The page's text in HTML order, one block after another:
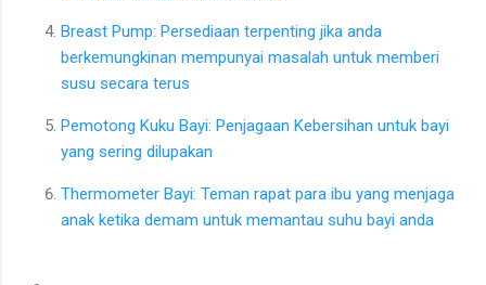
Breast Pump: Persediaan terpenting jika anda
berkemungkinan mempunyai masalah untuk memberi
susu secara terus
Pemotong Kuku Bayi: Penjagaan Kebersihan untuk bayi
yang sering dilupakan
Thermometer Bayi: Teman rapat para ibu yang menjaga
anak ketika demam untuk memantau suhu bayi anda